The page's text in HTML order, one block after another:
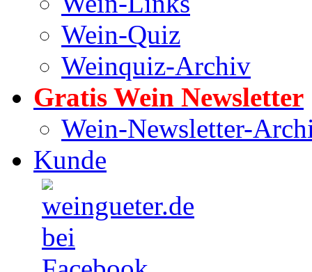
Wein-Quiz
Weinquiz-Archiv
Gratis Wein Newsletter
Wein-Newsletter-
Kunde